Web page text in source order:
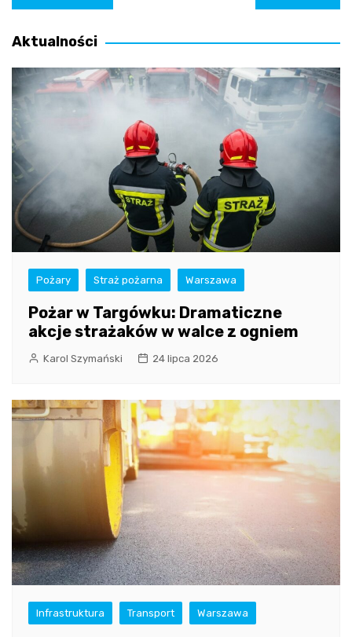
wpisu
Aktualności
Pożary Straż pożarna Warszawa
Pożar w Targówku: Dramaticzne
akcje strażaków w walce z ogniem
Karol Szymański 24 lipca 2026
Infrastruktura Transport Warszawa